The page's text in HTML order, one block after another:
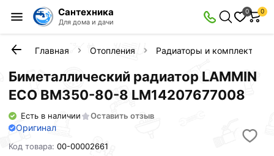
Сантехника
Для дома и дачи
0 0
Главная Отопления Радиаторы и
Биметаллический радиатор LAMMIN
ECO BM350-80-8 LM14207677008
Есть в наличии Оставить отзыв
Оригинал
Код товара:00-00002661